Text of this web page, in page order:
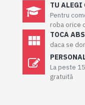
TU ALEGI
Pentru
roba orice
TOCA
daca se
La peste
gratuită